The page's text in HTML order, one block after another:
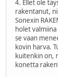
4. Ellet ole
rakentanut,
Sonexin
holet
se vaan
kovin harva.
kuitenkin on,
konetta